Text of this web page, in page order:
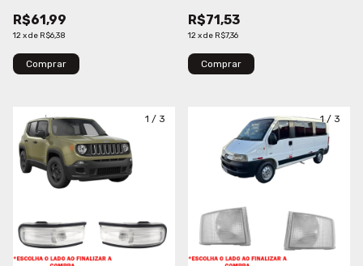
R$61,99
12xde R$6,38
R$71,53
12xde R$7,36
Comprar
1 / 3 1/ 3